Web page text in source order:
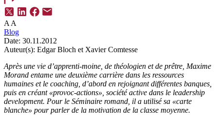
A A
Blog
Date: 30.11.2012
Auteur(s): Edgar Bloch et Xavier Comtesse
Après une vie d’apprenti-moine, de théologien et de prêtre, Maxime
Morand entame une deuxième carrière dans les ressources
humaines et le coaching, d’abord en rejoignant différentes banques,
puis en créant «provoc-actions», société active dans le leadership
development. Pour le Séminaire romand, il a utilisé sa «carte
blanche» pour parler de la motivation de la classe moyenne.